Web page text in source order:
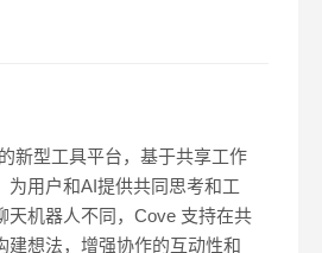
新型工具平台，基于共享工作
为用户和AI提供共同思考和工
天机器人不同，Cove 支持在共
建想法，增强协作的互动性和